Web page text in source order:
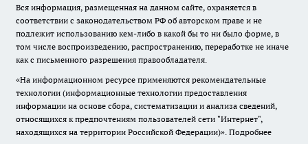
Вся информация, размещенная на данном сайте, охраняется в
соответствии с законодательством РФ об авторском праве и не
подлежит использованию кем-либо в какой бы то ни было форме, в
том числе воспроизведению, распространению, переработке не иначе
как с письменного разрешения правообладателя.
«На информационном ресурсе применяются рекомендательные
технологии (информационные технологии предоставления
информации на основе сбора, систематизации и анализа сведений,
относящихся к предпочтениям пользователей сети "Интернет",
находящихся на территории Российской Федерации)». Подробнее